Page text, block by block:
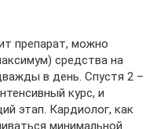
препарат, можно
средства на
в день. Спустя 2 –
курс, и
этап. Кардиолог, как
минимальной